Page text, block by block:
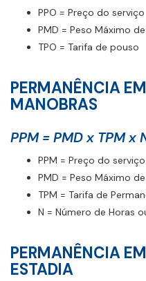
PPO = Preço do serviço
PMD = Peso Máximo
TPO = Tarifa de pouso
PERMANÊNCIA
MANOBRAS
PPM = PMD x TPM x
PPM = Preço do serviço
PMD = Peso Máximo
TPM = Tarifa de
N = Número de Horas
PERMANÊNCIA
ESTADIA